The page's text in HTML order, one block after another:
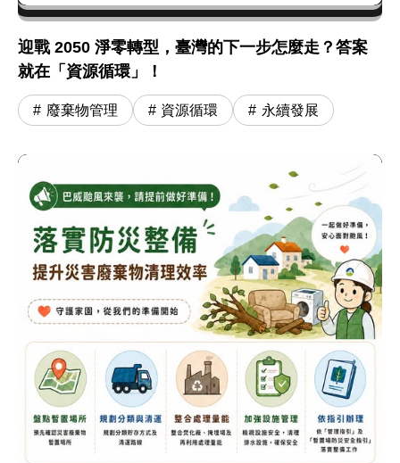
迎戰 2050 淨零轉型，臺灣的下一步怎麼走？答案
就在「資源循環」！
廢棄物管理 資源循環 永續發展